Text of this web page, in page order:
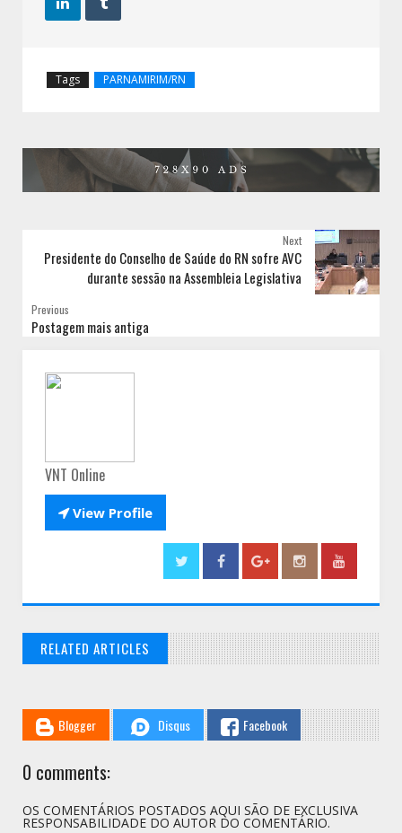
Tags PARNAMIRIM/RN
Next
Presidente do Conselho de Saúde do RN sofre AVC
durante sessão na Assembleia Legislativa
Previous
Postagem mais antiga
VNT Online
View Profile
RELATED ARTICLES
Blogger Disqus Facebook
0 comments:
OS COMENTÁRIOS POSTADOS AQUI SÃO DE EXCLUSIVA
RESPONSABILIDADE DO AUTOR DO COMENTÁRIO.